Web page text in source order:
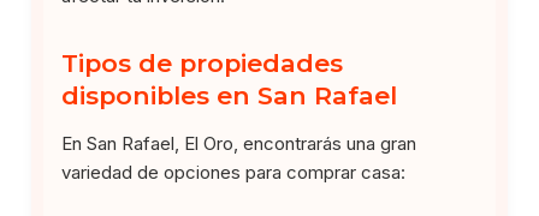
Tipos de propiedades
disponibles en San Rafael
En San Rafael, El Oro, encontrarás una gran
variedad de opciones para comprar casa: